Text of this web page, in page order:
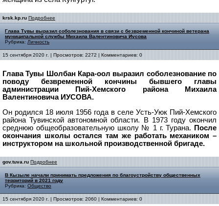
krsk.kp.ru Подробнее
Глава Тувы выразил соболезнования в связи с безвременной кончиной ветерана
муниципальной службы Михаила Валентиновича Иусова
Рубрика: Личность
15 сентября 2020 г. | Просмотров: 2272 | Комментариев: 0
Глава Тувы Шолбан Кара-оол выразил соболезнование по
поводу безвременной кончины бывшего главы
администрации Пий-Хемского района Михаила
Валентиновича ИУСОВА.
Он родился 18 июля 1956 года в селе Усть-Уюк Пий-Хемского
района Тувинской автономной области. В 1973 году окончил
среднюю общеобразовательную школу № 1 г. Турана.
После
окончания школы остался там же работать механиком –
инструктором на школьной производственной бригаде.
gov.tuva.ru Подробнее
В Кызыле начали принимать предложения по благоустройству общественных
территорий в 2021 году
Рубрика: Общество
15 сентября 2020 г. | Просмотров: 2060 | Комментариев: 0